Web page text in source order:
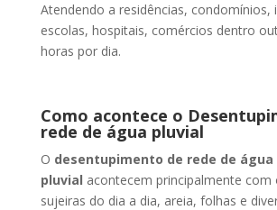
Atendendo a residências, condomínios,
escolas, hospitais, comércios dentro
horas por dia.
Como acontece o
rede de água pluvial
O desentupimento de rede de água
pluvial acontecem principalmente com
sujeiras do dia a dia, areia, folhas e